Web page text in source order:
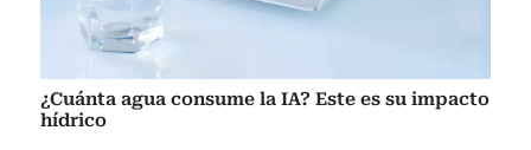
¿Cuánta agua consume la IA? Este es su impacto
hídrico